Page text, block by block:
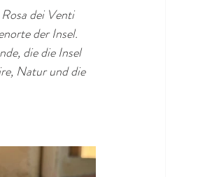
dei Venti
der Insel.
die die Insel
Natur und die